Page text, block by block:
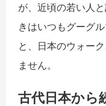
が、近頃の若い人
きはいつもグーグ
と、日本のウォー
ません。
古代日本から